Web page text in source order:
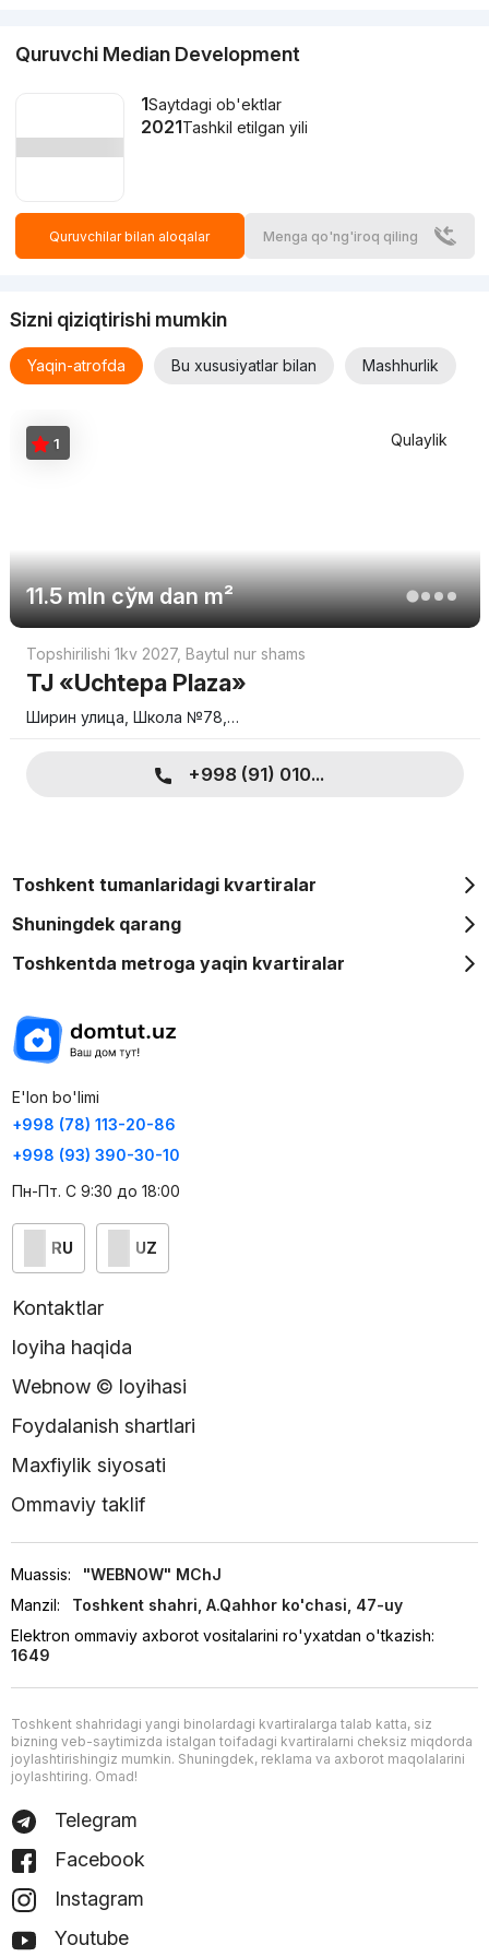
Quruvchi Median Development
1Saytdagi ob'ektlar
2021Tashkil etilgan yili
Quruvchilar bilan aloqalar Menga qo'ng'iroq qiling
Sizni qiziqtirishi mumkin
Yaqin-atrofda Bu xususiyatlar bilan Mashhurlik
Qulaylik
11.5 mln сўмdan m²
1
Topshirilishi 1kv 2027, Baytul nur shams
TJ «Uchtepa Plaza»
Ширин улица, Школа №78,…
+998 (91) 010...
Toshkent tumanlaridagi kvartiralar
Shuningdek qarang
Toshkentda metroga yaqin kvartiralar
E'lon bo'limi
+998 (78) 113-20-86
+998 (93) 390-30-10
Пн-Пт. С 9:30 до 18:00
RU UZ
Kontaktlar
loyiha haqida
Webnow © loyihasi
Foydalanish shartlari
Maxfiylik siyosati
Ommaviy taklif
Muassis:
"WEBNOW" MChJ
Manzil:
Toshkent shahri, A.Qahhor ko'chasi, 47-uy
Elektron ommaviy axborot vositalarini ro'yxatdan o'tkazish:
1649
Toshkent shahridagi yangi binolardagi kvartiralarga talab katta, siz
bizning veb-saytimizda istalgan toifadagi kvartiralarni cheksiz miqdorda
joylashtirishingiz mumkin. Shuningdek, reklama va axborot maqolalarini
joylashtiring. Omad!
Telegram
Facebook
Instagram
Youtube